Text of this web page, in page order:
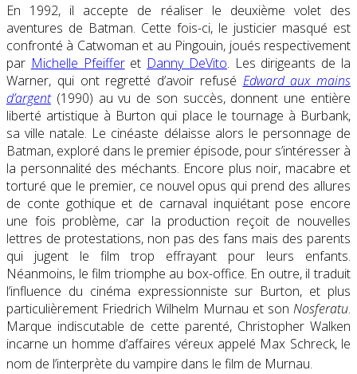
En 1992, il accepte de réaliser le deuxième volet des
aventures de Batman. Cette fois-ci, le justicier masqué est
confronté à Catwoman et au Pingouin, joués respectivement
par Michelle Pfeifferet Danny DeVito. Les dirigeants de la
Warner, qui ont regretté d’avoir refusé Edward aux mains
d’argent(1990) au vu de son succès, donnent une entière
liberté artistique à Burton qui place le tournage à Burbank,
sa ville natale. Le cinéaste délaisse alors le personnage de
Batman, exploré dans le premier épisode, pour s’intéresser à
la personnalité des méchants. Encore plus noir, macabre et
torturé que le premier, ce nouvel opus qui prend des allures
de conte gothique et de carnaval inquiétant pose encore
une fois problème, car la production reçoit de nouvelles
lettres de protestations, non pas des fans mais des parents
qui jugent le film trop effrayant pour leurs enfants.
Néanmoins, le film triomphe au box-office. En outre, il traduit
l’influence du cinéma expressionniste sur Burton, et plus
particulièrement Friedrich Wilhelm Murnau et son Nosferatu.
Marque indiscutable de cette parenté, Christopher Walken
incarne un homme d’affaires véreux appelé Max Schreck, le
nom de l’interprète du vampire dans le film de Murnau.